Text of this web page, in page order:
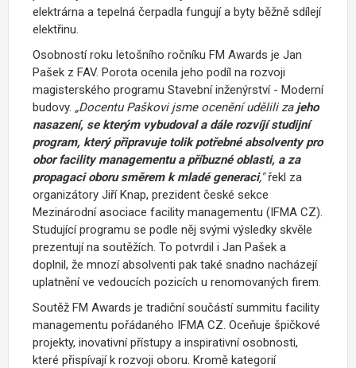
elektrárna a tepelná čerpadla fungují a byty běžně sdílejí
elektřinu.
Osobností roku letošního ročníku FM Awards je Jan
Pašek z FAV. Porota ocenila jeho podíl na rozvoji
magisterského programu Stavební inženýrství - Moderní
budovy. „Docentu Paškovi jsme ocenění udělili za jeho
nasazení, se kterým vybudoval a dále rozvíjí studijní
program, který připravuje tolik potřebné absolventy pro
obor facility managementu a příbuzné oblasti, a za
propagaci oboru směrem k mladé generaci,"řekl za
organizátory Jiří Knap, prezident české sekce
Mezinárodní asociace facility managementu (IFMA CZ).
Studující programu se podle něj svými výsledky skvěle
prezentují na soutěžích. To potvrdil i Jan Pašek a
doplnil, že mnozí absolventi pak také snadno nacházejí
uplatnění ve vedoucích pozicích u renomovaných firem.
Soutěž FM Awards je tradiční součástí summitu facility
managementu pořádaného IFMA CZ. Oceňuje špičkové
projekty, inovativní přístupy a inspirativní osobnosti,
které přispívají k rozvoji oboru. Kromě kategorií